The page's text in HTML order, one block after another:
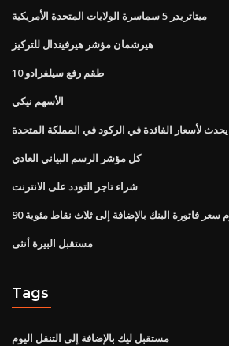
ميتاتريدر 5 سماسرة الولايات المتحدة الأمريكية
هيرشمان مؤشر هيرفيندال للتركيز
10 طقم رفع سيلفرادو
الأسهم نيكي
لأسعار الفائدة في الركود في المملكة المتحدة
كل مؤشر الرسم البياني العادي
شراء تاجر التودد على الانترنت
يوم سعر فاتورة البنك بالإضافة إلى ثلاث نقاط مئوية
مستقبل البيرة أنثى
Tags
مستقبل ليك بالإضافة إلى التنقل اليوم